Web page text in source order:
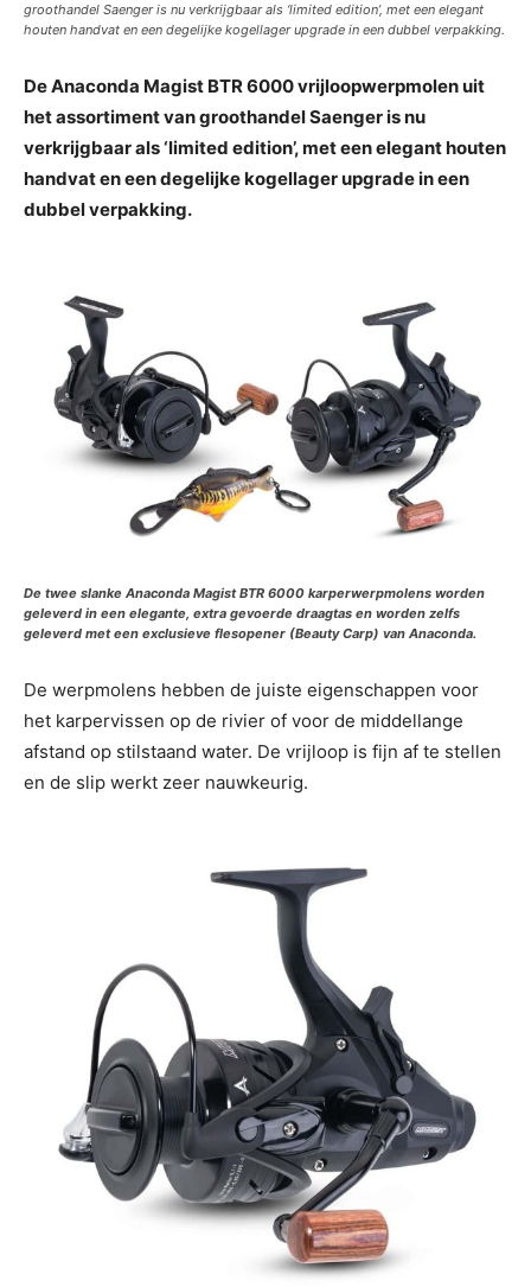
groothandel Saenger is nu verkrijgbaar als ‘limited edition’, met een elegant
houten handvat en een degelijke kogellager upgrade in een dubbel verpakking.
De Anaconda Magist BTR 6000 vrijloopwerpmolen uit
het assortiment van groothandel Saenger is nu
verkrijgbaar als ‘limited edition’, met een elegant houten
handvat en een degelijke kogellager upgrade in een
dubbel verpakking.
De twee slanke Anaconda Magist BTR 6000 karperwerpmolens worden
geleverd in een elegante, extra gevoerde draagtas en worden zelfs
geleverd met een exclusieve flesopener (Beauty Carp) van Anaconda.
De werpmolens hebben de juiste eigenschappen voor
het karpervissen op de rivier of voor de middellange
afstand op stilstaand water. De vrijloop is fijn af te stellen
en de slip werkt zeer nauwkeurig.